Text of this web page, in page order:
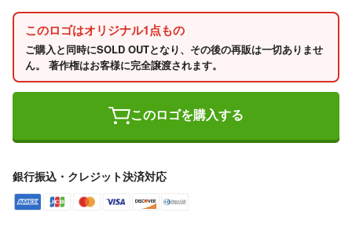
このロゴはオリジナル1点もの
ご購入と同時にSOLD OUTとなり、その後の再販は一切ありませ
ん。 著作権はお客様に完全譲渡されます。
このロゴを購入する
銀行振込・クレジット決済対応